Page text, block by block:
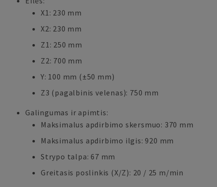
X1: 230 mm
X2: 230 mm
Z1: 250 mm
Z2: 700 mm
Y: 100 mm (±50 mm)
Z3 (pagalbinis velenas): 750 mm
Galingumas ir apimtis:
Maksimalus apdirbimo skersmuo: 370 mm
Maksimalus apdirbimo ilgis: 920 mm
Strypo talpa: 67 mm
Greitasis poslinkis (X/Z): 20 / 25 m/min